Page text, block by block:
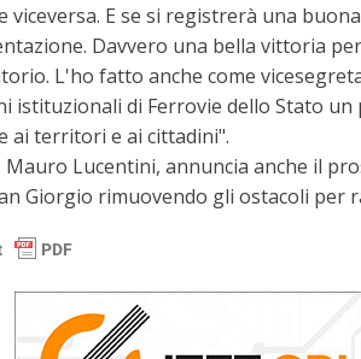
viceversa. E se si registrerà una
Davvero una bella vittoria
L'ho fatto anche come
istituzionali di Ferrovie dello Stato
ai territori e ai cittadini".
Mauro Lucentini, annuncia anche il
Giorgio rimuovendo gli ostacoli per